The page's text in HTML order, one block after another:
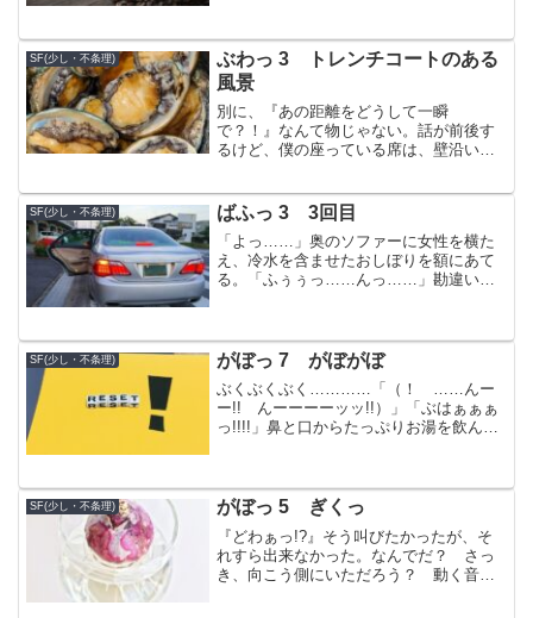
おさらだ。でも、そこはそれ、人それぞ
れだから、『かくあるべし！...
SF(少し・不条理)
ぶわっ 3 トレンチコートのある
風景
別に、『あの距離をどうして一瞬
で？！』なんて物じゃない。話が前後す
るけど、僕の座っている席は、壁沿いに
け用のテーブルが、これまた五〇センチ
間隔ほどで並び、それぞれに椅子...
SF(少し・不条理) ばふっ 3 3回目
「よっ……」奥のソファーに女性を横た
え、冷水を含ませたおしぼりを額にあて
る。「ふぅぅっ……んっ……」勘違いさ
かった。それほど顔色も悪くない。呼吸
がちょっと荒い気もするけ...
SF(少し・不条理) がぼっ 7 がぼがぼ
ぶくぶくぶく…………「（！ ……んー
ー!! んーーーーッッ!!）」「ぶはぁぁぁ
っ!!!!」鼻と口からたっぷりお湯を飲ん
ったようだった。...
SF(少し・不条理) がぼっ 5 ぎくっ
『どわぁっ!?』そう叫びたかったが、そ
れすら出来なかった。なんでだ？ さっ
き、向こう側にいただろう？ 動く音も